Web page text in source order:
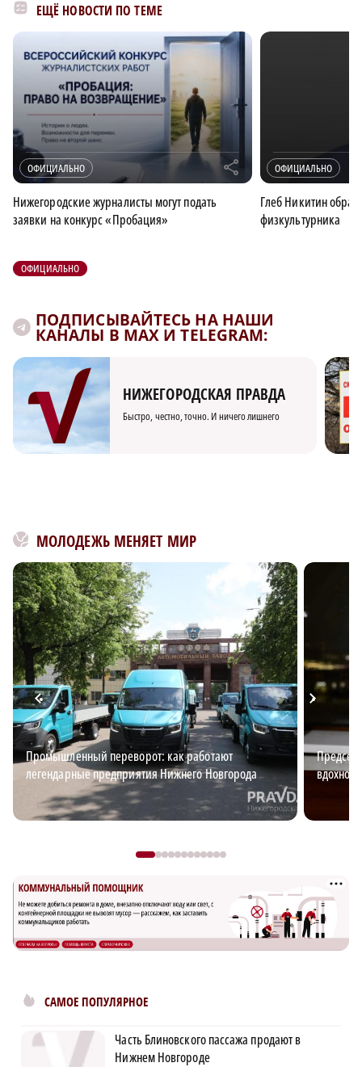
ЕЩЁ НОВОСТИ ПО ТЕМЕ
ОФИЦИАЛЬНО r
Нижегородские журналисты могут подать
заявки на конкурс «Пробация»
ОФИЦИАЛЬНО
Глеб Никитин
физкультурника
ОФИЦИАЛЬНО
ПОДПИСЫВАЙТЕСЬ НА НАШИ
КАНАЛЫ В MAX И TELEGRAM:
НИЖЕГОРОДСКАЯ ПРАВДА
Быстро, честно, точно. И ничего лишнего
МОЛОДЕЖЬ МЕНЯЕТ МИР
Промышленный переворот: как работают
легендарные предприятия Нижнего Новгорода
САМОЕ ПОПУЛЯРНОЕ
Часть Блиновского пассажа продают в
Нижнем Новгороде